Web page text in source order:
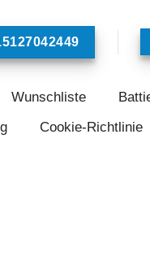
Wunschliste
Cookie-Richtlinie